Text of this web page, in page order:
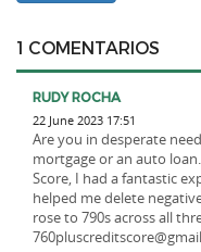
1 COMENTARIOS
RUDY ROCHA
22 June 2023 17:51
Are you in desperate
mortgage or an auto
Score, I had a fantastic
helped me delete
rose to 790s across all